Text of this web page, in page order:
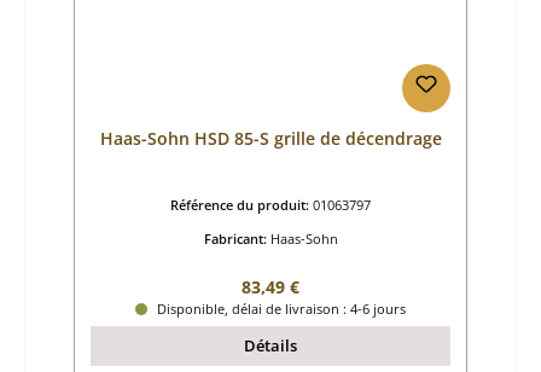
Haas-Sohn HSD 85-S grille de décendrage
Référence du produit: 01063797
Fabricant: Haas-Sohn
Prix régulier :
83,49 €
Disponible, délai de livraison : 4-6 jours
Détails